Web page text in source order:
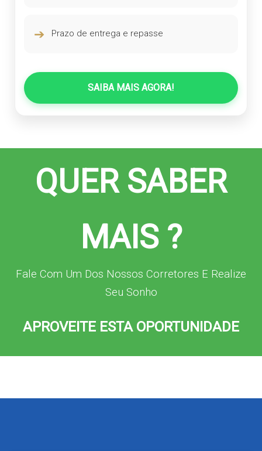
➔ Prazo de entrega e repasse
SAIBA MAIS AGORA!
QUER SABER
MAIS ?
Fale Com Um Dos Nossos Corretores E Realize
Seu Sonho
APROVEITE ESTA OPORTUNIDADE